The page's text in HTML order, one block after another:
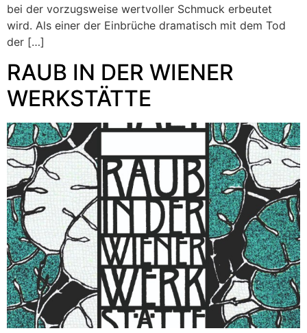
bei der vorzugsweise wertvoller Schmuck erbeutet
wird. Als einer der Einbrüche dramatisch mit dem Tod
der […]
RAUB IN DER WIENER
WERKSTÄTTE